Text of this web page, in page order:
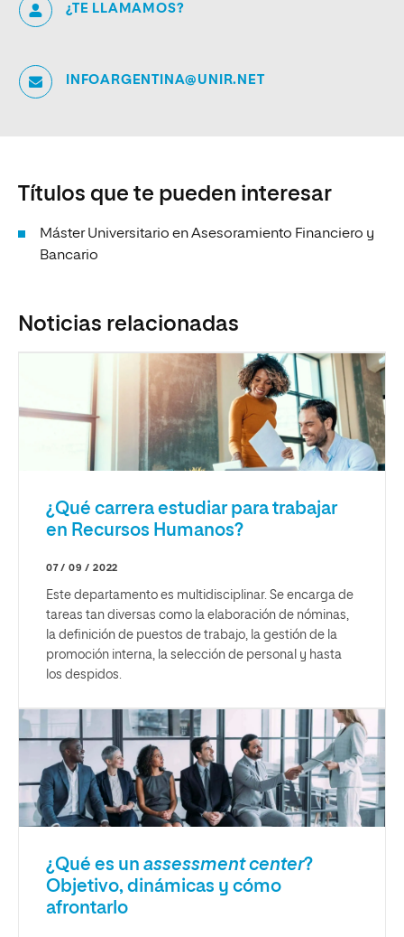
¿TE LLAMAMOS?
INFOARGENTINA@UNIR.NET
Títulos que te pueden interesar
Máster Universitario en Asesoramiento Financiero y
Bancario
Noticias relacionadas
¿Qué carrera estudiar para trabajar
en Recursos Humanos?
07 / 09 / 2022
Este departamento es multidisciplinar. Se encarga de
tareas tan diversas como la elaboración de nóminas,
la definición de puestos de trabajo, la gestión de la
promoción interna, la selección de personal y hasta
los despidos.
¿Qué es un assessment center?
Objetivo, dinámicas y cómo
afrontarlo